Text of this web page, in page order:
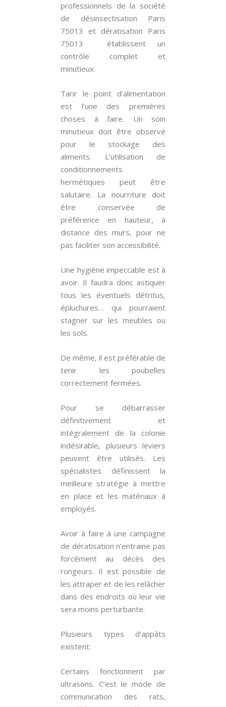
professionnels de la société
de désinsectisation Paris
75013 et dératisation Paris
75013 établissent un
contrôle complet et
minutieux.
Tarir le point d’alimentation
est l’une des premières
choses à faire. Un soin
minutieux doit être observé
pour le stockage des
aliments. L’utilisation de
conditionnements
hermétiques peut être
salutaire. La nourriture doit
être conservée de
préférence en hauteur, à
distance des murs, pour ne
pas faciliter son accessibilité.
Une hygiène impeccable est à
avoir. Il faudra donc astiquer
tous les éventuels détritus,
épluchures… qui pourraient
stagner sur les meubles ou
les sols.
De même, il est préférable de
tenir les poubelles
correctement fermées.
Pour se débarrasser
définitivement et
intégralement de la colonie
indésirable, plusieurs leviers
peuvent être utilisés. Les
spécialistes définissent la
meilleure stratégie à mettre
en place et les matériaux à
employés.
Avoir à faire à une campagne
de dératisation n’entraine pas
forcément au décès des
rongeurs. Il est possible de
les attraper et de les relâcher
dans des endroits où leur vie
sera moins perturbante.
Plusieurs types d’appâts
existent.
Certains fonctionnent par
ultrasons. C’est le mode de
communication des rats,